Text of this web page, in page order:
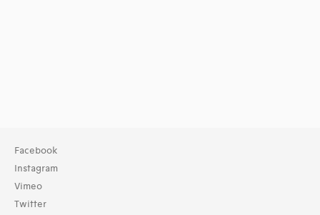
Facebook
Instagram
Vimeo
Twitter